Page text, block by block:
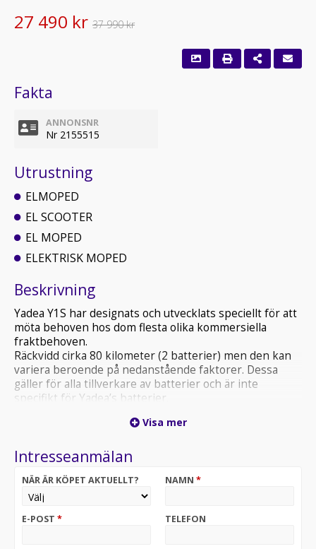
27 490 kr 37 990 kr
Fakta
ANNONSNR
Nr 2155515
Utrustning
ELMOPED
EL SCOOTER
EL MOPED
ELEKTRISK MOPED
Beskrivning
Yadea Y1S har designats och utvecklats speciellt för att
möta behoven hos dom flesta olika kommersiella
fraktbehoven.
Räckvidd cirka 80 kilometer (2 batterier) men den kan
variera beroende på nedanstående faktorer. Dessa
gäller för alla tillverkare av batterier och är inte
specifikt för Yadea’s batterier.
Temperaturen utomhus, ju kallare desto kortare
Kuperad terräng
Förarens vikt
Effektläge
Lufttrycket i däcken
Visa mer
Intresseanmälan
NÄR ÄR KÖPET AKTUELLT? NAMN *
E-POST * TELEFON